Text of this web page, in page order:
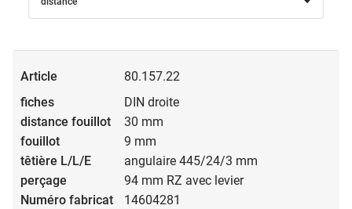
salles techniques, installations d’ascenseurs.
80.157.22
DIN droite
30 mm
9 mm
angulaire 445/24/3 mm
94 mm RZ avec levier
14604281